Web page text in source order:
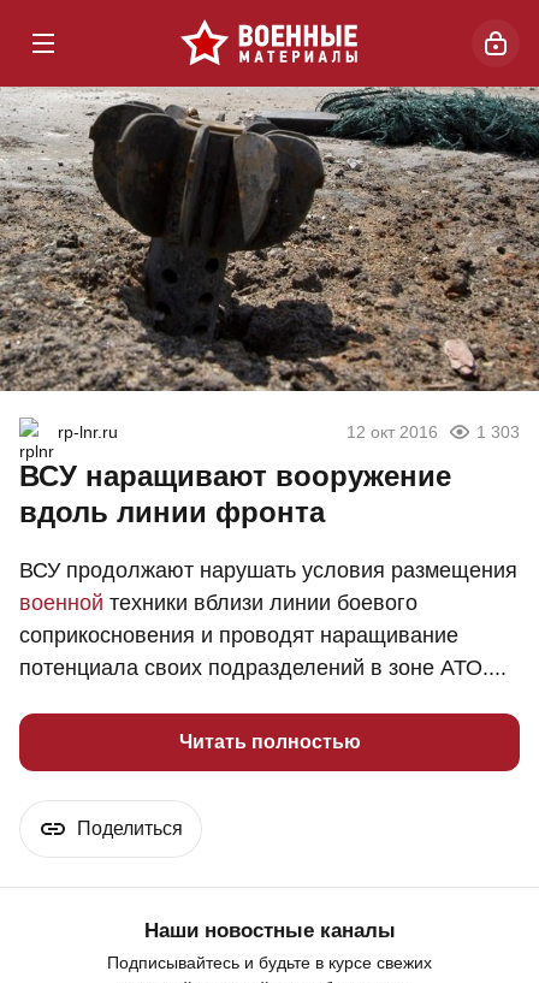
rp-lnr.ru 12 окт 2016 1 303
ВСУ наращивают вооружение
вдоль линии фронта
ВСУ продолжают нарушать условия размещения
военной техники вблизи линии боевого
соприкосновения и проводят наращивание
потенциала своих подразделений в зоне АТО....
Читать полностью
Поделиться
Наши новостные каналы
Подписывайтесь и будьте в курсе свежих